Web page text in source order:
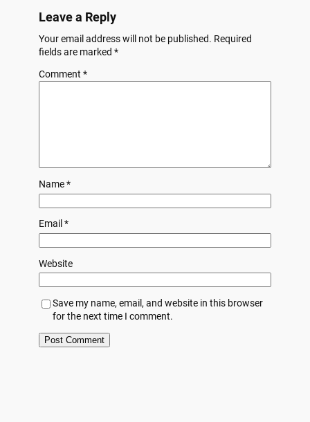
Leave a Reply
Your email address will not be published. Required
fields are marked *
Comment *
Name*
Email *
Website
Save my name, email, and website in this browser
for the next time I comment.